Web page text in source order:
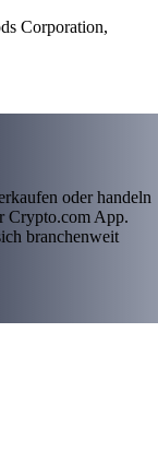
Corporation,
oder handeln
Crypto.com App.
branchenweit